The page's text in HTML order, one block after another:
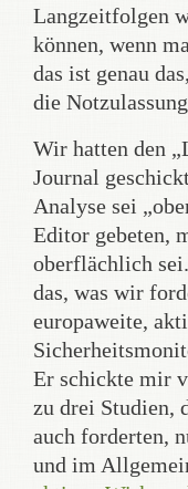
Langzeitfolgen
können, wenn
das ist genau
die
Wir hatten den
Journal
Analyse sei
Editor gebeten,
oberflächlich
das, was wir
europaweite,
Er schickte mir
zu drei Studien,
auch forderten,
und im